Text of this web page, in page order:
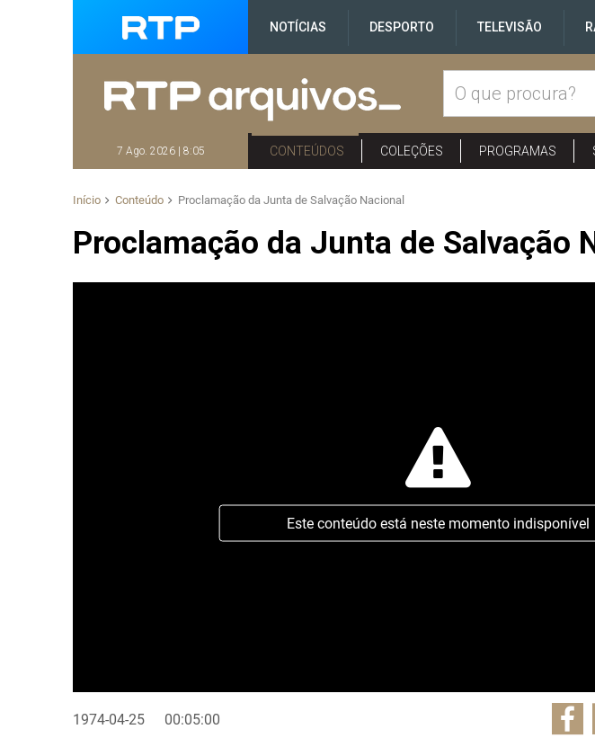
NOTÍCIAS DESPORTO TELEVISÃO
7 Ago. 2026 | 8:05 CONTEÚDOS COLEÇÕES PROGRAMAS
Início Conteúdo Proclamação da Junta de Salvação Nacional
Proclamação da Junta de Salvação
Este conteúdo está neste momento indisponível
1974-04-25 00:05:00